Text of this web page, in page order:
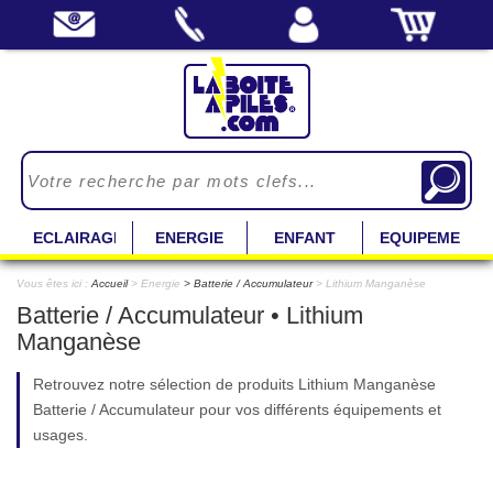
ECLAIRAGE ENERGIE ENFANT EQUIPEMENT
Vous êtes ici : Accueil> Energie Batterie / Accumulateur> Lithium Manganèse
Batterie / Accumulateur • Lithium
Manganèse
Retrouvez notre sélection de produits Lithium Manganèse
Batterie / Accumulateur pour vos différents équipements et
usages.